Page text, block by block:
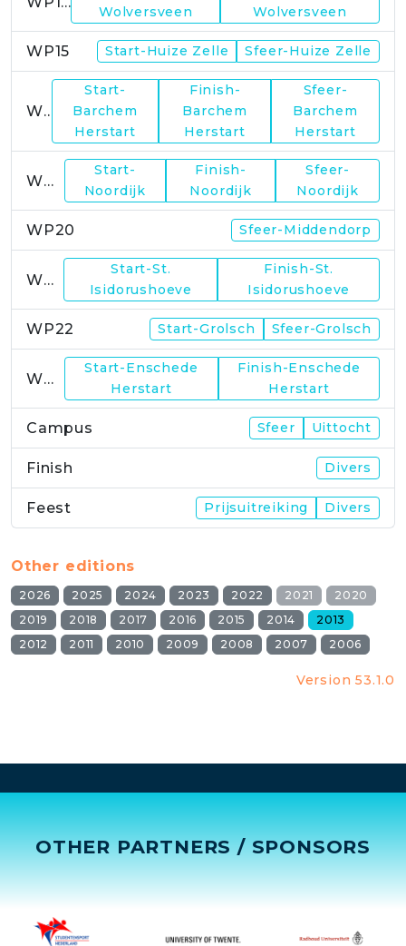
Wolversveen Wolversveen
WP15 Start-Huize Zelle Sfeer-Huize Zelle
WP17
Start-
Barchem
Herstart
Finish-
Barchem
Herstart
Sfeer-
Barchem
Herstart
WP19
Start-
Noordijk
Finish-
Noordijk
Sfeer-
Noordijk
WP20 Sfeer-Middendorp
WP21
Start-St.
Isidorushoeve
Finish-St.
Isidorushoeve
WP22 Start-Grolsch Sfeer-Grolsch
WP23
Start-Enschede
Herstart
Finish-Enschede
Herstart
Campus Sfeer Uittocht
Finish Divers
Feest Prijsuitreiking Divers
Other editions
2026 2025 2024 2023 2022 2021
2020
2019
2018 2017 2016 2015 2014
2013
2012
2011 2010 2009 2008 2007 2006
Version 53.1.0
OTHER PARTNERS / SPONSORS